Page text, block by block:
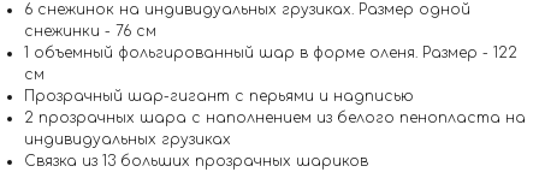
6 снежинок на индивидуальных грузиках. Размер одной
снежинки - 76 см
1 объемный фольгированный шар в форме оленя. Размер - 122
см
Прозрачный шар-гигант с перьями и надписью
2 прозрачных шара с наполнением из белого пенопласта на
индивидуальных грузиках
Связка из 13 больших прозрачных шариков